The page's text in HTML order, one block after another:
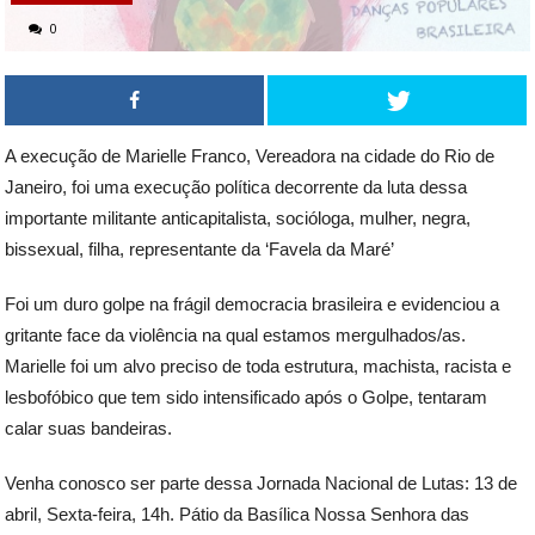
0
A execução de Marielle Franco, Vereadora na cidade do Rio de
Janeiro, foi uma execução política decorrente da luta dessa
importante militante anticapitalista, socióloga, mulher, negra,
bissexual, filha, representante da ‘Favela da Maré’
Foi um duro golpe na frágil democracia brasileira e evidenciou a
gritante face da violência na qual estamos mergulhados/as.
Marielle foi um alvo preciso de toda estrutura, machista, racista e
lesbofóbico que tem sido intensificado após o Golpe, tentaram
calar suas bandeiras.
Venha conosco ser parte dessa Jornada Nacional de Lutas: 13 de
abril, Sexta-feira, 14h. Pátio da Basílica Nossa Senhora das